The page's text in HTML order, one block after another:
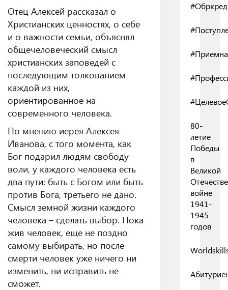
Отец Алексей рассказал о
Христианских ценностях, о себе
и о важности семьи, объяснял
общечеловеческий смысл
христианских заповедей с
последующим толкованием
каждой из них,
ориентированное на
современного человека.
По мнению иерея Алексея
Иванова, с того момента, как
Бог подарил людям свободу
воли, у каждого человека есть
два пути: быть с Богом или быть
против Бога, третьего не дано.
Смысл земной жизни каждого
человека – сделать выбор. Пока
жив человек, еще не поздно
самому выбирать, но после
смерти человек уже ничего ни
изменить, ни исправить не
сможет.
80-
летие
Победы
в
Великой
войне
1941-
1945
годов